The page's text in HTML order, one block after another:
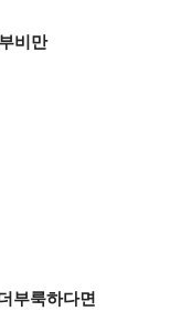
비만
부룩하다면